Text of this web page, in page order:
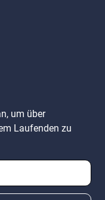
um über
Laufenden zu